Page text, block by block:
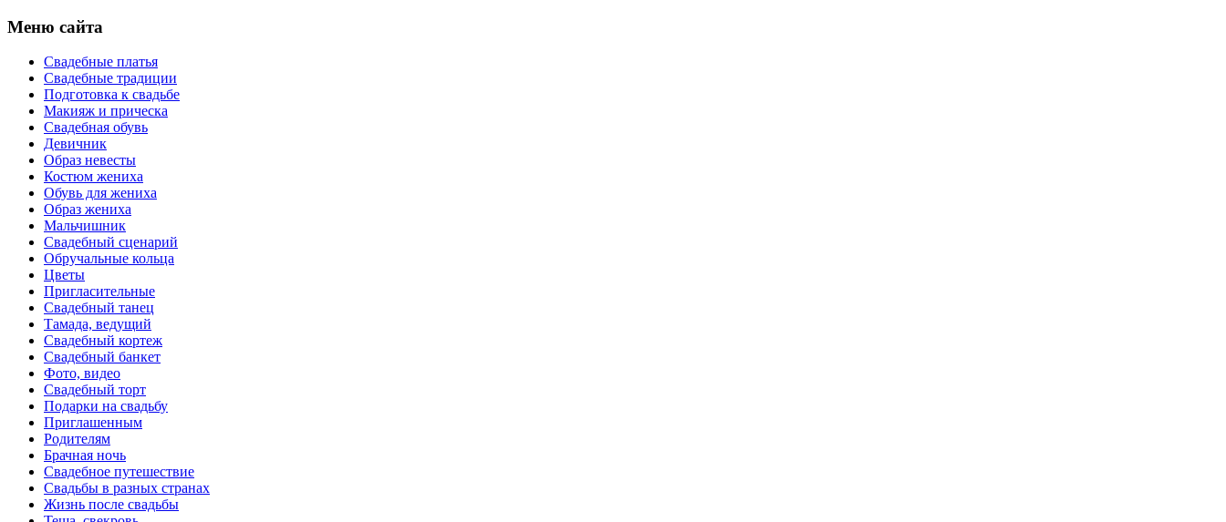
Меню сайта
Свадебные платья
Свадебные традиции
Подготовка к свадьбе
Макияж и прическа
Свадебная обувь
Девичник
Образ невесты
Костюм жениха
Обувь для жениха
Образ жениха
Мальчишник
Свадебный сценарий
Обручальные кольца
Цветы
Пригласительные
Свадебный танец
Тамада, ведущий
Свадебный кортеж
Свадебный банкет
Фото, видео
Свадебный торт
Подарки на свадьбу
Приглашенным
Родителям
Брачная ночь
Свадебное путешествие
Свадьбы в разных странах
Жизнь после свадьбы